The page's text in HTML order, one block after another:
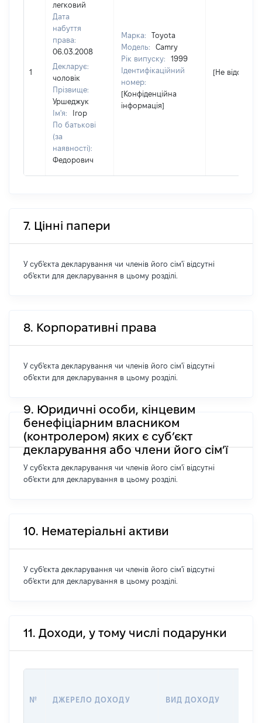
1
легковий
Дата
набуття
права:
06.03.2008
Декларує:
чоловік
Прізвище:
Уршеджук
Ім'я:
Ігор
По батькові
(за
наявності):
Федорович
Марка:
Toyota
Модель:
Camry
Рік випуску:
1999
Ідентифікаційний
номер:
[Конфіденційна
інформація]
[Не відомо]
7. Цінні папери
У суб'єкта декларування чи членів його сім'ї відсутні
об'єкти для декларування в цьому розділі.
8. Корпоративні права
У суб'єкта декларування чи членів його сім'ї відсутні
об'єкти для декларування в цьому розділі.
9. Юридичні особи, кінцевим
бенефіціарним власником
(контролером) яких є суб’єкт
декларування або члени його сім’ї
У суб'єкта декларування чи членів його сім'ї відсутні
об'єкти для декларування в цьому розділі.
10. Нематеріальні активи
У суб'єкта декларування чи членів його сім'ї відсутні
об'єкти для декларування в цьому розділі.
11. Доходи, у тому числі подарунки
№ ДЖЕРЕЛО ДОХОДУ ВИД ДОХОДУ